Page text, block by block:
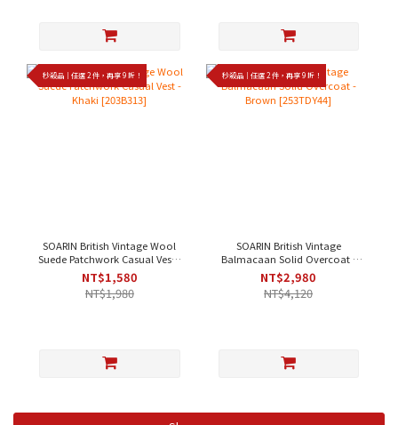
秒殺品｜任選 2 件，再享 9 折！
SOARIN British Vintage Wool
Suede Patchwork Casual Vest -
Khaki [203B313]
NT$1,580
NT$1,980
秒殺品｜任選 2 件，再享 9 折！
SOARIN British Vintage
Balmacaan Solid Overcoat -
Brown [253TDY44]
NT$2,980
NT$4,120